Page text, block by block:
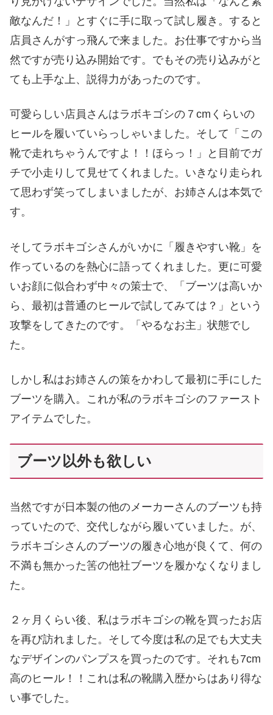
敵なんだ！」とすぐに手に取って試し履き。すると
店員さんがすっ飛んで来ました。お仕事ですから当
然ですが売り込み開始です。でもその売り込みがと
ても上手な上、説得力があったのです。
可愛らしい店員さんはラボキゴシの７cmくらいの
ヒールを履いていらっしゃいました。そして「この
靴で走れちゃうんですよ！！ほらっ！」と目前でガ
チで小走りして見せてくれました。いきなり走られ
て思わず笑ってしまいましたが、お姉さんは本気で
す。
そしてラボキゴシさんがいかに「履きやすい靴」を
作っているのを熱心に語ってくれました。更に可愛
いお顔に似合わず中々の策士で、「ブーツは高いか
ら、最初は普通のヒールで試してみては？」という
攻撃をしてきたのです。「やるなお主」状態でし
た。
しかし私はお姉さんの策をかわして最初に手にした
ブーツを購入。これが私のラボキゴシのファースト
アイテムでした。
ブーツ以外も欲しい
当然ですが日本製の他のメーカーさんのブーツも持
っていたので、交代しながら履いていました。が、
ラボキゴシさんのブーツの履き心地が良くて、何の
不満も無かった筈の他社ブーツを履かなくなりまし
た。
２ヶ月くらい後、私はラボキゴシの靴を買ったお店
を再び訪れました。そして今度は私の足でも大丈夫
なデザインのパンプスを買ったのです。それも7cm
高のヒール！！これは私の靴購入歴からはあり得な
い事でした。